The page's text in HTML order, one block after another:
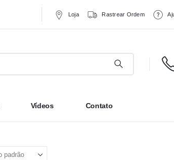
Loja Rastrear Ordem
Vídeos Contato